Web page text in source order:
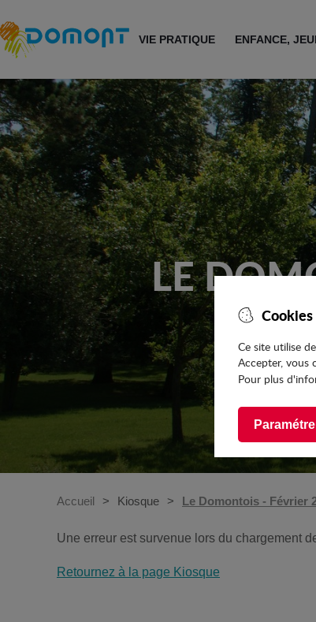
Cookies
Ce site utilise
Accepter, vous
Pour plus
Accéder au contenu
VIE PRATIQUE ENFANCE,
LE
Accueil Kiosque Le Domontois - Février
Une erreur est survenue lors du chargement
Retournez à la page Kiosque